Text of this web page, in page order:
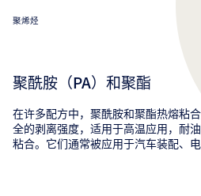
聚烯烃
聚酰胺（PA）和聚酯
在许多配方中，聚酰胺和聚酯热熔粘
全的剥离强度，适用于高温应用，耐
粘合。它们通常被应用于汽车装配、